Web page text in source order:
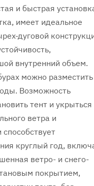
и быстрая
имеет идеальное
дуговой
внутренний объем.
можно разместить
Возможность
тент и укрыться
ветра и
круглый год,
ветро- и снего-
покрытием,